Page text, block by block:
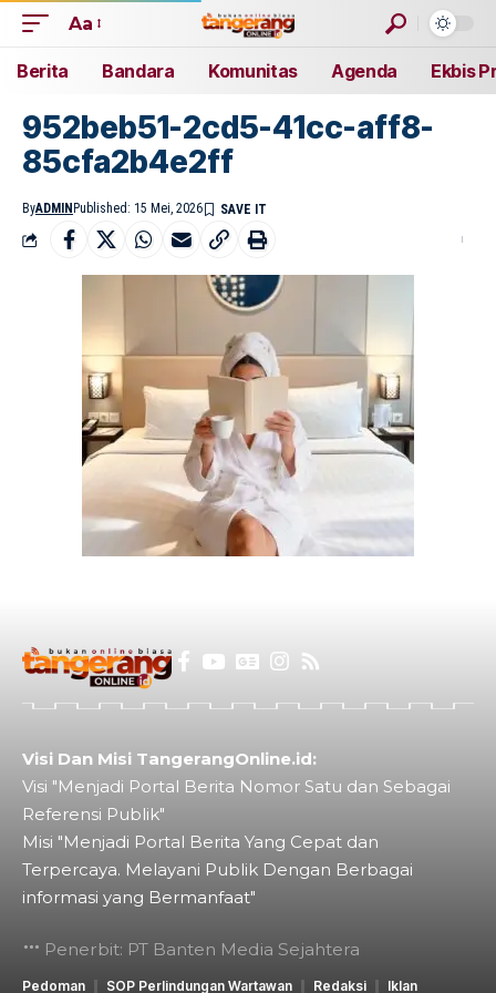
Aa
Berita Bandara Komunitas Agenda Ekbis
952beb51-2cd5-41cc-aff8-
85cfa2b4e2ff
ByADMIN Published: 15 Mei, 2026
Visi Dan Misi TangerangOnline.id:
Visi "Menjadi Portal Berita Nomor Satu dan Sebagai
Referensi Publik"
Misi "Menjadi Portal Berita Yang Cepat dan
Terpercaya. Melayani Publik Dengan Berbagai
informasi yang Bermanfaat"
Penerbit: PT Banten Media Sejahtera
Pedoman SOP Perlindungan Wartawan Redaksi Iklan